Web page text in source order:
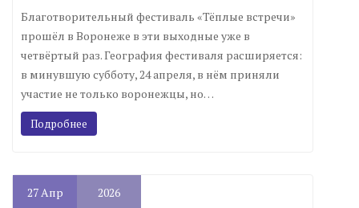
Благотворительный фестиваль «Тёплые встречи»
прошёл в Воронеже в эти выходные уже в
четвёртый раз. География фестиваля расширяется:
в минувшую субботу, 24 апреля, в нём приняли
участие не только воронежцы, но…
Подробнее
27Апр 2026